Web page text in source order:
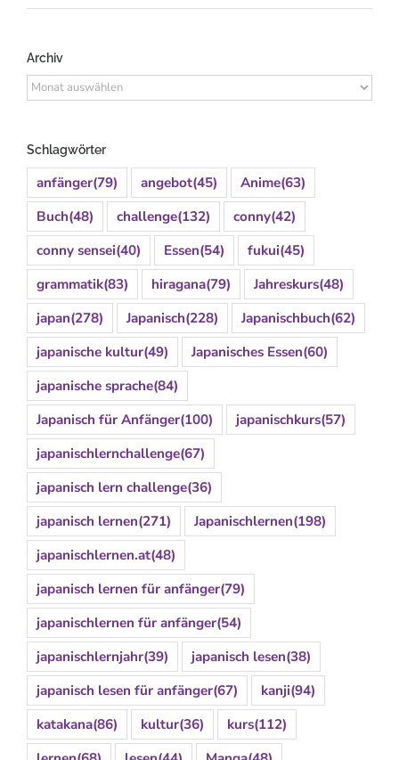
Archiv
Archiv
Schlagwörter
anfänger(79) angebot(45) Anime(63)
Buch(48) challenge(132) conny(42)
conny sensei(40) Essen(54) fukui(45)
grammatik(83) hiragana(79) Jahreskurs(48)
japan(278) Japanisch(228) Japanischbuch(62)
japanische kultur(49) Japanisches Essen(60)
japanische sprache(84)
Japanisch für Anfänger(100) japanischkurs(57)
japanischlernchallenge(67)
japanisch lern challenge(36)
japanisch lernen(271) Japanischlernen(198)
japanischlernen.at(48)
japanisch lernen für anfänger(79)
japanischlernen für anfänger(54)
japanischlernjahr(39) japanisch lesen(38)
japanisch lesen für anfänger(67) kanji(94)
katakana(86) kultur(36) kurs(112)